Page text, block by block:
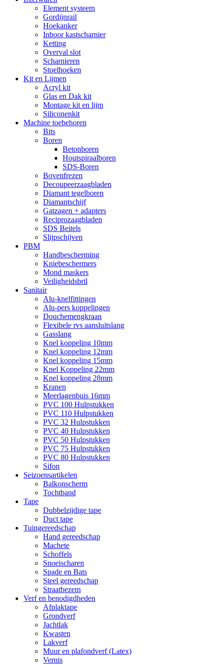
Element systeem
Gordijnrail
Hoekanker
Inboor kastscharnier
Ketting
Overval slot
Scharnieren
Stoelhoeken
Kit en Lijmen
Acryl kit
Glas en Dak kit
Montage kit en lijm
Siliconenkit
Machine toebehoren
Bits
Boren
Betonboren
Houtspiraalboren
SDS-Boren
Bovenfrezen
Decoupeerzaagbladen
Diamant tegelboren
Diamantschijf
Gatzagen + adapters
Reciprozaagbladen
SDS Beitels
Slijpschijven
PBM
Handbescherming
Kniebeschermers
Mond maskers
Veiligheidsbril
Sanitair
Alu-knelfittingen
Alu-pers koppelingen
Douchemengkraan
Flexibele rvs aansluitslang
Gasslang
Knel koppeling 10mm
Knel koppeling 12mm
Knel koppeling 15mm
Knel Koppeling 22mm
Knel koppeling 28mm
Kranen
Meerlagenbuis 16mm
PVC 100 Hulpstukken
PVC 110 Hulpstukken
PVC 32 Hulpstukken
PVC 40 Hulpstukken
PVC 50 Hulpstukken
PVC 75 Hulpstukken
PVC 80 Hulpstukken
Sifon
Seizoensartikelen
Balkonscherm
Tochtband
Tape
Dubbelzijdige tape
Duct tape
Tuingereedschap
Hand gereedschap
Machete
Schoffels
Snoeischaren
Spade en Bats
Steel gereedschap
Straatbezem
Verf en benodigdheden
Afplaktape
Grondverf
Jachtlak
Kwasten
Lakverf
Muur en plafondverf (Latex)
Vernis